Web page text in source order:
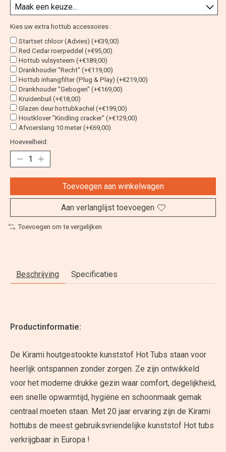
Kies uw extra hottub accessoires :
Startset chloor (Advies) (+€39,00)
Red Cedar roerpeddel (+€95,00)
Hottub vulsysteem (+€189,00)
Drankhouder "Recht" (+€119,00)
Hottub inhangfilter (Plug & Play) (+€219,00)
Drankhouder "Gebogen" (+€169,00)
Kruidenbuil (+€18,00)
Glazen deur hottubkachel (+€199,00)
Houtklover "Kindling cracker" (+€129,00)
Afvoerslang 10 meter (+€69,00)
Hoeveelheid:
Toevoegen aan winkelwagen
Aan verlanglijst toevoegen
Toevoegen om te vergelijken
Beschrijving Specificaties
Productinformatie:
De Kirami houtgestookte kunststof Hot Tubs staan voor
heerlijk ontspannen zonder zorgen. Ze zijn ontwikkeld
voor het moderne drukke gezin waar comfort, degelijkheid,
een snelle opwarmtijd, hygiëne en schoonmaak gemak
centraal moeten staan. Met 20 jaar ervaring zijn de Kirami
hottubs de meest gebruiksvriendelijke kunststof Hot tubs
verkrijgbaar in Europa !